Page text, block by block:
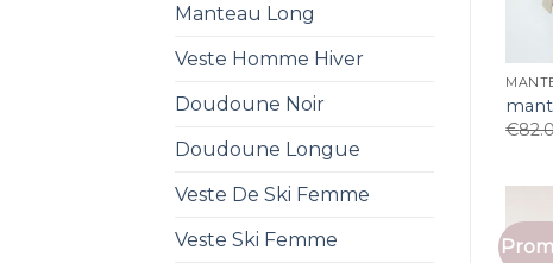
Manteau Long
Veste Homme Hiver
Doudoune Noir
Doudoune Longue
Veste De Ski Femme
Veste Ski Femme
€